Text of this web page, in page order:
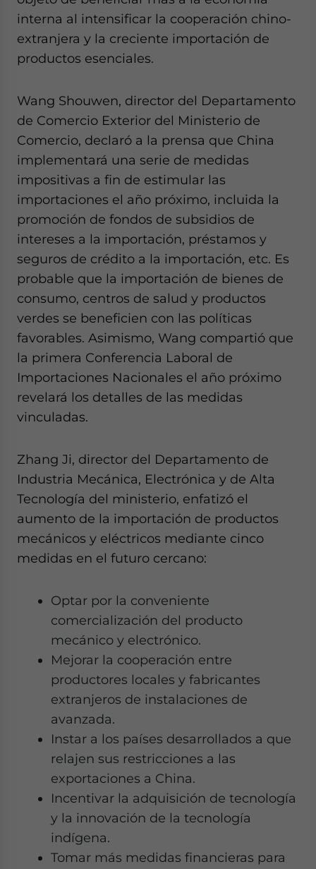
interna al intensificar la cooperación chino-
extranjera y la creciente importación de
productos esenciales.
Wang Shouwen, director del Departamento
de Comercio Exterior del Ministerio de
Comercio, declaró a la prensa que China
implementará una serie de medidas
impositivas a fin de estimular las
importaciones el año próximo, incluida la
promoción de fondos de subsidios de
intereses a la importación, préstamos y
seguros de crédito a la importación, etc. Es
probable que la importación de bienes de
consumo, centros de salud y productos
verdes se beneficien con las políticas
favorables. Asimismo, Wang compartió que
la primera Conferencia Laboral de
Importaciones Nacionales el año próximo
revelará los detalles de las medidas
vinculadas.
Zhang Ji, director del Departamento de
Industria Mecánica, Electrónica y de Alta
Tecnología del ministerio, enfatizó el
aumento de la importación de productos
mecánicos y eléctricos mediante cinco
medidas en el futuro cercano:
Optar por la conveniente
comercialización del producto
mecánico y electrónico.
Mejorar la cooperación entre
productores locales y fabricantes
extranjeros de instalaciones de
avanzada.
Instar a los países desarrollados a que
relajen sus restricciones a las
exportaciones a China.
Incentivar la adquisición de tecnología
y la innovación de la tecnología
indígena.
Tomar más medidas financieras para
website. Please send me business news and updates
for Asia!
- case sensitive